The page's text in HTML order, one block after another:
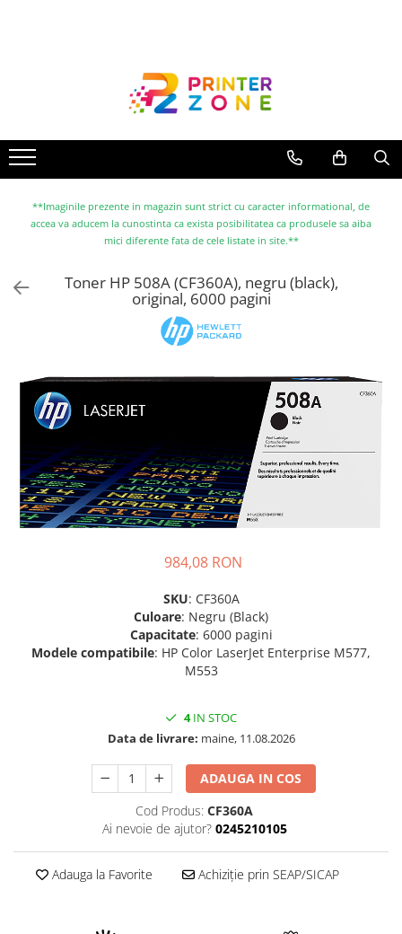
Imprimante cu jet
Multifunctionale laser
Multifunctionale cu jet
Imprimante etichete
Scanere
Piese schimb
Plottere
Consumabile imprimanta
Tonere
Drum unit
Capete imprimare
Cartuse inkjet si cerneala
Cartuse compatibile
Drum unit compatibile
Filament imprimanta 3D
**Imaginile prezente in magazin sunt strict cu caracter informational, de
accea va aducem la cunostinta ca exista posibilitatea ca produsele sa aiba
mici diferente fata de cele listate in site.**
Toner HP 508A (CF360A), negru (black),
original, 6000 pagini
984,08 RON
SKU: CF360A
Culoare: Negru (Black)
Capacitate: 6000 pagini
Modele compatibile: HP Color LaserJet Enterprise M577,
M553
4IN STOC
Data de livrare: maine, 11.08.2026
ADAUGA IN COS
Cod Produs: CF360A
Ai nevoie de ajutor? 0245210105
Adauga la Favorite Achiziție prin SEAP/SICAP